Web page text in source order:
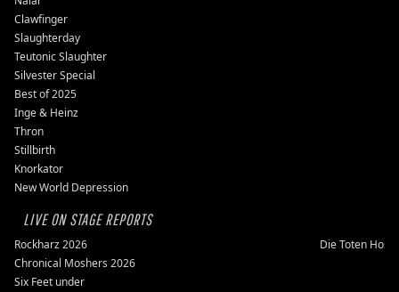
Clawfinger
Slaughterday
Teutonic Slaughter
Silvester Special
Best of 2025
Inge & Heinz
Thron
Stillbirth
Knorkator
New World Depression
LIVE ON STAGE REPORTS
Rockharz 2026
Die Toten
Chronical Moshers 2026
Six Feet under